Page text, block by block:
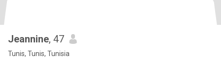
Jeannine, 47
Tunis, Tunis, Tunisia